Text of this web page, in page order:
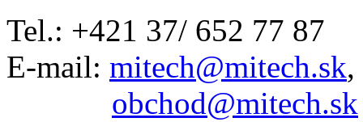
Tel.: +421 37/ 652 77 87
E-mail: mitech@mitech.sk,
obchod@mitech.sk